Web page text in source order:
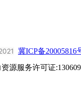
冀ICP备20005816
源服务许可证